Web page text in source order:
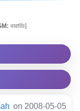
কাৱাৰ্ডিচ]
on 2008-05-05